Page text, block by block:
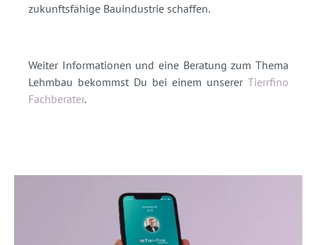
zukunftsfähige Bauindustrie schaffen.
Weiter Informationen und eine Beratung zum Thema
Lehmbau bekommst Du bei einem unserer Tierrfino
Fachberater.